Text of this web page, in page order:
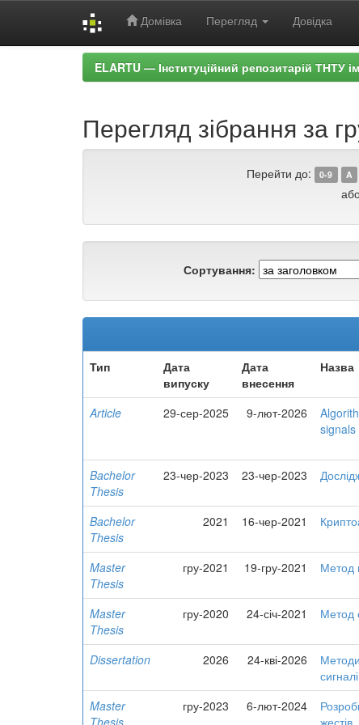
Домівка Перегляд Довідка
ELARTU — Інституційний репозитарій ТНТУ
Перегляд зібрання за
Перейти до: 0-9 A
Сортування:
Тип
Дата
випуску
Дата
внесення
Назва
Article 29-сер-2025 9-лют-2026
signals
Bachelor
Thesis
23-чер-2023 23-чер-2023
Bachelor
Thesis
2021 16-чер-2021
Master
Thesis
гру-2021 19-гру-2021 Метод
Master
Thesis
гру-2020 24-січ-2021 Метод
Dissertation
2026 24-кві-2026
Master
Thesis
гру-2023 6-лют-2024
жестів.